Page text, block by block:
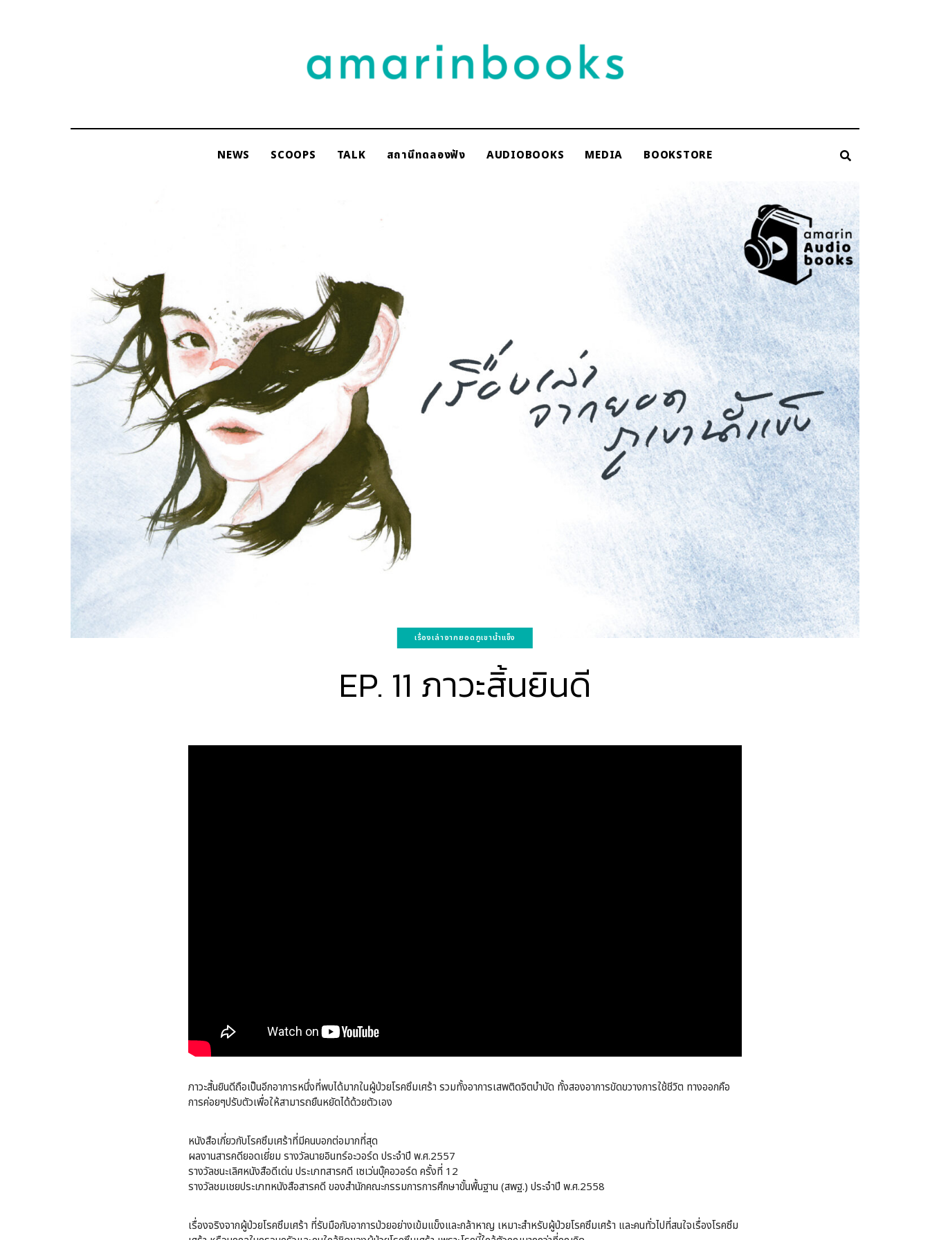
NAKSCOOPS
ผู้คน
อ่าน
NEWS SCOOPS TALK สถานีทดลองฟัง AUDIOBOOKS MEDIA BOOKSTORE
เรื่องเล่าจากยอดภูเขาน้ำแข็ง
EP. 11 ภาวะสิ้นยินดี
ภาวะสิ้นยินดีถือเป็นอีกอาการหนึ่งที่พบได้มากในผู้ป่วยโรคซึมเศร้า รวมทั้งอาการเสพติดจิตบำบัด ทั้งสองอาการขัดขวางการใช้ชีวิต ทางออกคือ
การค่อยๆปรับตัวเพื่อให้สามารถยืนหยัดได้ด้วยตัวเอง
หนังสือเกี่ยวกับโรคซึมเศร้าที่มีคนบอกต่อมากที่สุด
ผลงานสารคดียอดเยี่ยม รางวัลนายอินทร์อะวอร์ด ประจำปี พ.ศ.2557
รางวัลชนะเลิศหนังสือดีเด่น ประเภทสารคดี เซเว่นบุ๊คอวอร์ด ครั้งที่ 12
รางวัลชมเชยประเภทหนังสือสารคดี ของสำนักคณะกรรมการการศึกษาขั้นพื้นฐาน (สพฐ.) ประจำปี พ.ศ.2558
เรื่องจริงจากผู้ป่วยโรคซึมเศร้า ที่รับมือกับอาการป่วยอย่างเข้มแข็งและกล้าหาญ เหมาะสำหรับผู้ป่วยโรคซึมเศร้า และคนทั่วไปที่สนใจเรื่องโรคซึม